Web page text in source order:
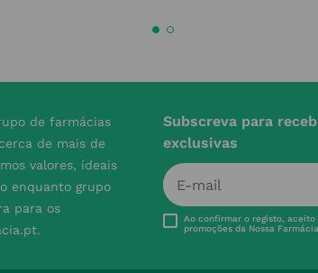
de farmácias
de mais de
valores, ideais
enquanto grupo
para os
Subscreva para
exclusivas
Ao confirmar o registo,
promoções da Nossa Farmácia